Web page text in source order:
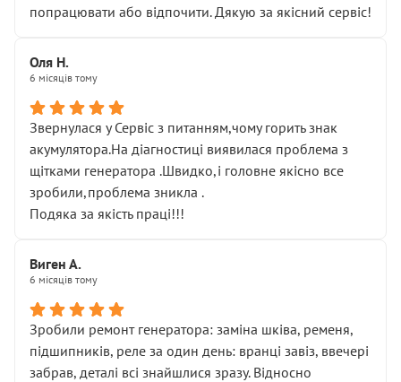
попрацювати або відпочити. Дякую за якісний сервіс!
Оля Н.
6 місяців тому
Звернулася у Сервіс з питанням,чому горить знак
акумулятора.На діагностиці виявилася проблема з
щітками генератора .Швидко,і головне якісно все
зробили,проблема зникла .
Подяка за якість праці!!!
Виген А.
6 місяців тому
Зробили ремонт генератора: заміна шківа, ременя,
підшипників, реле за один день: вранці завіз, ввечері
забрав, деталі всі знайшлися зразу. Відносно